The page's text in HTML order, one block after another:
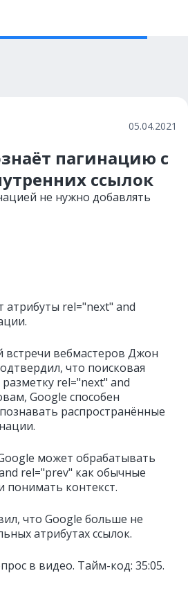
05.04.2021
пагинацию с
ссылок
не нужно добавлять
атрибуты rel="next" and
встречи вебмастеров Джон
что поисковая
rel="next" and
Google способен
распространённые
может обрабатывать
rel="prev" как обычные
понимать контекст.
что Google больше не
атрибутах ссылок.
в видео. Тайм-код: 35:05.